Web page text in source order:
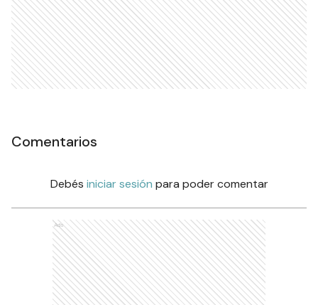
Comentarios
Debés iniciar sesión para poder comentar
Ads